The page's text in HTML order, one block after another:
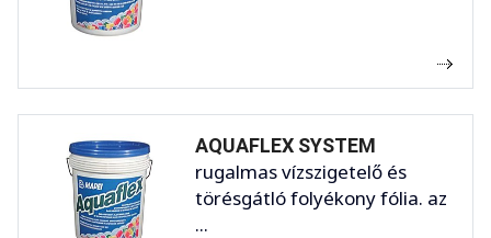
AQUAFLEX SYSTEM
rugalmas vízszigetelő és
törésgátló folyékony fólia. az
...